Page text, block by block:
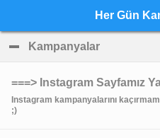
Kampanyalar
===> Instagram Sayfamız
Instagram kampanyalarını
;)